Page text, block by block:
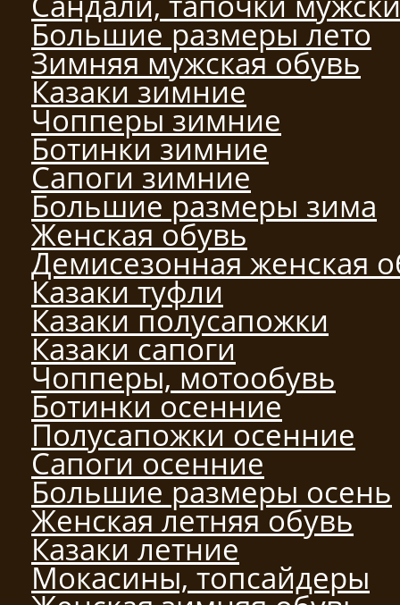
Большие размеры лето
Зимняя мужская обувь
Казаки зимние
Чопперы зимние
Ботинки зимние
Сапоги зимние
Большие размеры зима
Женская обувь
Демисезонная женская
Казаки туфли
Казаки полусапожки
Казаки сапоги
Чопперы, мотообувь
Ботинки осенние
Полусапожки осенние
Сапоги осенние
Большие размеры осень
Женская летняя обувь
Казаки летние
Мокасины, топсайдеры